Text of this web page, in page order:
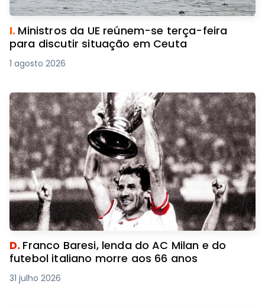
I. Ministros da UE reúnem-se terça-feira
para discutir situação em Ceuta
1 agosto 2026
D. Franco Baresi, lenda do AC Milan e do
futebol italiano morre aos 66 anos
31 julho 2026